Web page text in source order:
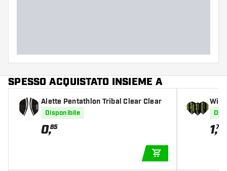
Lunghezza del barrel (MM)
SPESSO ACQUISTATO INSIEME A
Alette Pentathlon Tribal Clear Clear
Disponibile
0,85 1,70